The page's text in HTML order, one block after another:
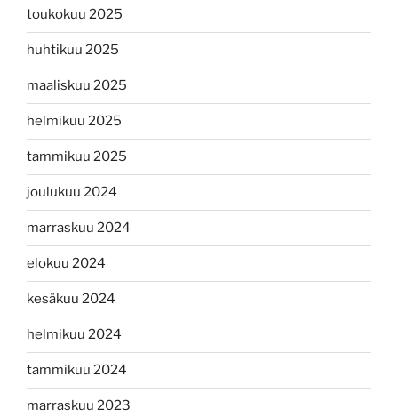
toukokuu 2025
huhtikuu 2025
maaliskuu 2025
helmikuu 2025
tammikuu 2025
joulukuu 2024
marraskuu 2024
elokuu 2024
kesäkuu 2024
helmikuu 2024
tammikuu 2024
marraskuu 2023